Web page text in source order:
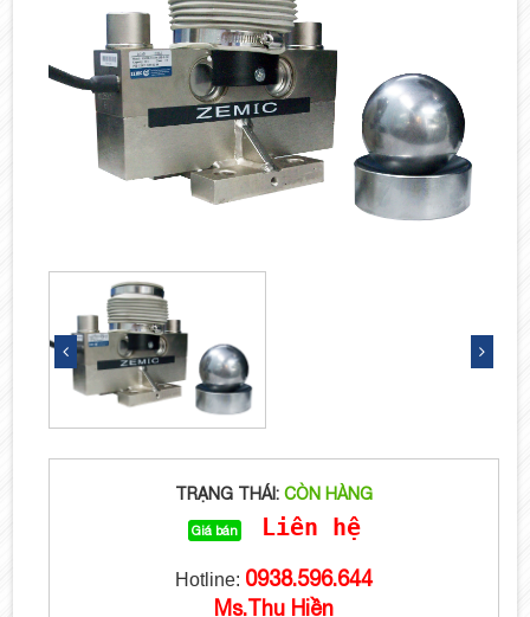
TRẠNG THÁI: CÒN HÀNG
Giá bán Liên hệ
Hotline: 0938.596.644
Ms.Thu Hiền